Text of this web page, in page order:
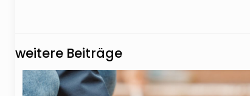
weitere Beiträge